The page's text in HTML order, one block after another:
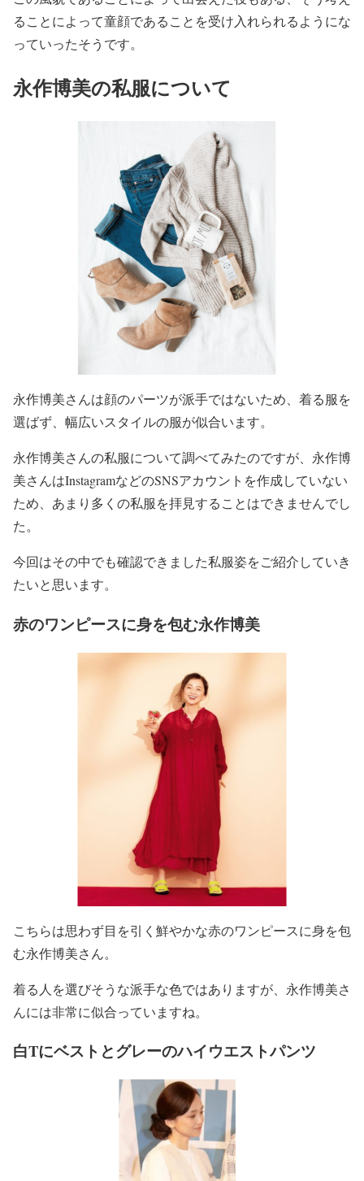
ることによって童顔であることを受け入れられるようにな
っていったそうです。
永作博美の私服について
永作博美さんは顔のパーツが派手ではないため、着る服を
選ばず、 幅広いスタイルの服が似合います。
永作博美さんの私服について調べてみたのですが、 永作博
美さんはInstagramなどのSNSアカウントを作成していない
ため、あまり多くの私服を拝見することはできませんでし
た。
今回はその中でも確認できました私服姿をご紹介していき
たいと思います。
赤のワンピースに身を包む永作博美
こちらは思わず目を引く 鮮やかな赤のワンピースに身を包
む永作博美さん。
着る人を選びそうな派手な色ではありますが、永作博美さ
んには非常に似合っていますね。
白Tにベストとグレーのハイウエストパンツ